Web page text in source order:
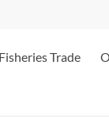
Fisheries Trade